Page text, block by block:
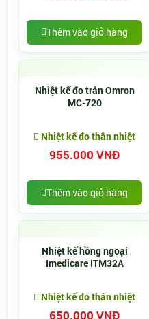
Thêm vào giỏ hàng
Nhiệt kế đo trán Omron
MC-720
Nhiệt kế đo thân nhiệt
955.000 VNĐ
Thêm vào giỏ hàng
Nhiệt kế hồng ngoại
Imedicare ITM32A
Nhiệt kế đo thân nhiệt
650.000 VNĐ